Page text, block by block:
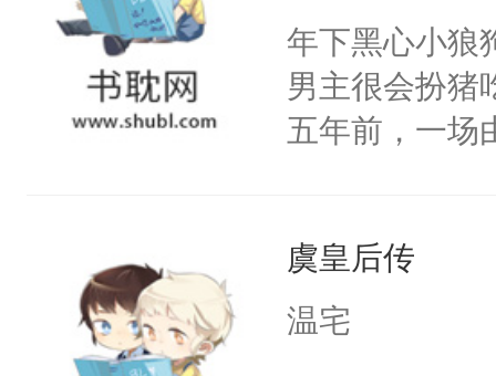
下旨后长达五
端王被立为太
陶淑妃和姜德
和两位公主在
线，男主鉴婊
年下黑心小狼
男主很会扮猪
五年前，一场
好了身体，也
年后赵知年回
虞皇后传
温宅